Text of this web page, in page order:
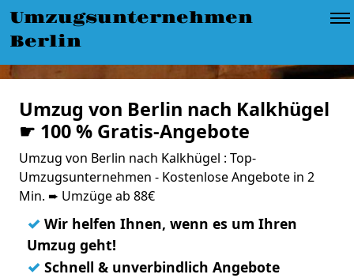
Umzugsunternehmen
Berlin
Umzug von Berlin nach Kalkhügel
☛ 100 % Gratis-Angebote
Umzug von Berlin nach Kalkhügel : Top-
Umzugsunternehmen - Kostenlose Angebote in 2
Min. ➨ Umzüge ab 88€
✓ Wir helfen Ihnen, wenn es um Ihren
Umzug geht!
✓ Schnell & unverbindlich Angebote